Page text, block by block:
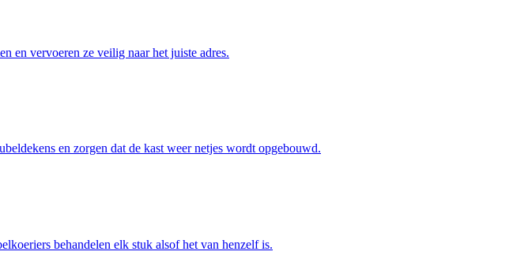
en vervoeren ze veilig naar het juiste adres.
en zorgen dat de kast weer netjes wordt opgebouwd.
behandelen elk stuk alsof het van henzelf is.